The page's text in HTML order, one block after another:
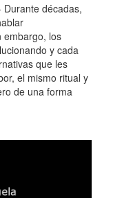
décadas,
embargo, los
y cada
que les
el mismo ritual y
de una forma